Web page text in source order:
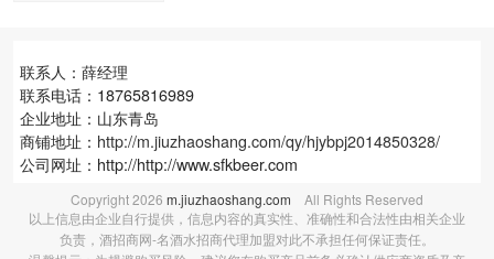
联系人：薛经理
联系电话：18765816989
企业地址：山东青岛
商铺地址： http://m.jiuzhaoshang.com/qy/hjybpj2014850328/
公司网址：http://http://www.sfkbeer.com
Copyright2026 m.jiuzhaoshang.com All Rights Reserved
以上信息由企业自行提供，信息内容的真实性、准确性和合法性由相关企业
负责，酒招商网-名酒水招商代理加盟对此不承担任何保证责任。